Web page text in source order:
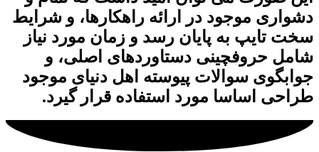
دشواری موجود در ارائه راهکارها، و شرایط
سخت تایپ به پایان رسد و زمان مورد نیاز
شامل حروفچینی دستاوردهای اصلی، و
جوابگوی سوالات پیوسته اهل دنیای موجود
طراحی اساسا مورد استفاده قرار گیرد.